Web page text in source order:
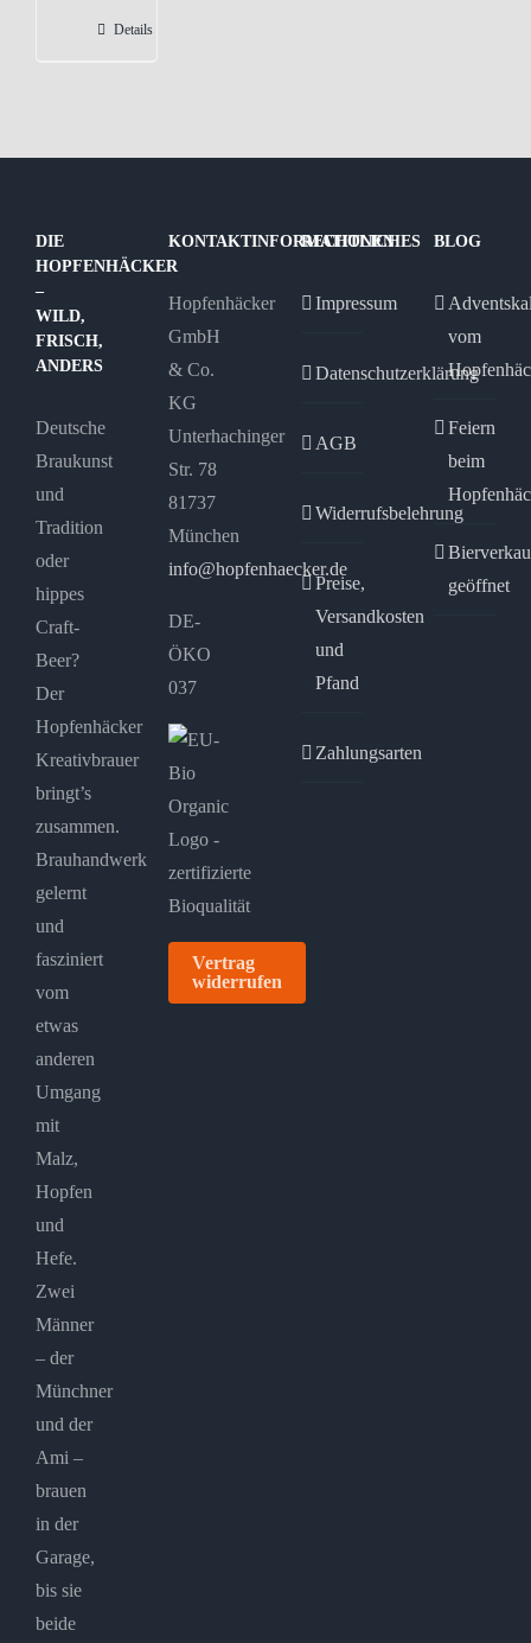
Varianten
können
Produktseite
Details
DIE
HOPFENHÄCKER
–
WILD,
FRISCH,
ANDERS
Deutsche
Braukunst
und
Tradition
oder
hippes
Craft-
Beer?
Der
Hopfenhäcker
Kreativbrauer
bringt’s
zusammen.
Brauhandwerk
gelernt
und
fasziniert
vom
etwas
anderen
Umgang
mit
Malz,
Hopfen
und
Hefe.
Zwei
Männer
– der
Münchner
und der
Ami –
brauen
in der
Garage,
bis sie
beide
KONTAKTINFORMATIONEN
Hopfenhäcker
GmbH
& Co.
KG
Unterhachinger
Str. 78
81737
München
info@hopfenhaecker.de
DE-
ÖKO
037
Vertrag
widerrufen
RECHTLICHES
Impressum
Datenschutzerklärung
AGB
Widerrufsbelehrung
Preise,
Versandkosten
und
Pfand
Zahlungsarten
BLOG
vom
Feiern
beim
geöffnet